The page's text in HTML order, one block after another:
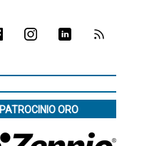
PATROCINIO ORO